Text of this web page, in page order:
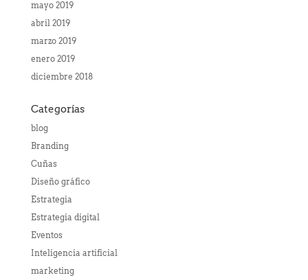
mayo 2019
abril 2019
marzo 2019
enero 2019
diciembre 2018
Categorías
blog
Branding
Cuñas
Diseño gráfico
Estrategia
Estrategia digital
Eventos
Inteligencia artificial
marketing